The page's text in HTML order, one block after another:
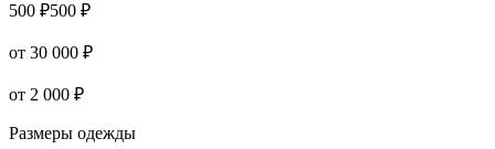
500 ₽500 ₽
от 30 000 ₽
от 2 000 ₽
Размеры одежды